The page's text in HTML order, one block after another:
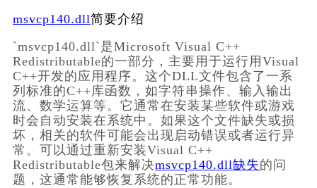
msvcp140.dll简要介绍
`msvcp140.dll`是Microsoft Visual C++
Redistributable的一部分，主要用于运行用Visual
C++开发的应用程序。这个DLL文件包含了一系
列标准的C++库函数，如字符串操作、输入输出
流、数学运算等。它通常在安装某些软件或游戏
时会自动安装在系统中。如果这个文件缺失或损
坏，相关的软件可能会出现启动错误或者运行异
常。可以通过重新安装Visual C++
Redistributable包来解决msvcp140.dll缺失的问
题，这通常能够恢复系统的正常功能。